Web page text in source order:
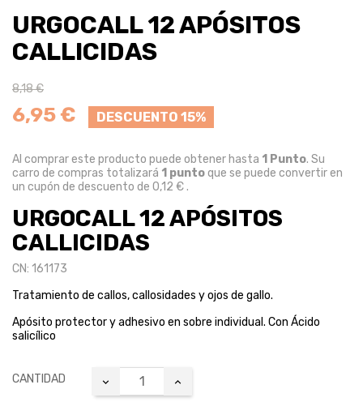
URGOCALL 12 APÓSITOS
CALLICIDAS
8,18 €
6,95 € DESCUENTO 15%
Al comprar este producto puede obtener hasta 1 Punto. Su
carro de compras totalizará 1 puntoque se puede convertir en
un cupón de descuento de 0,12 €.
URGOCALL 12 APÓSITOS
CALLICIDAS
CN: 161173
Tratamiento de callos, callosidades y ojos de gallo.
Apósito protector y adhesivo en sobre individual. Con Ácido
salicílico
CANTIDAD